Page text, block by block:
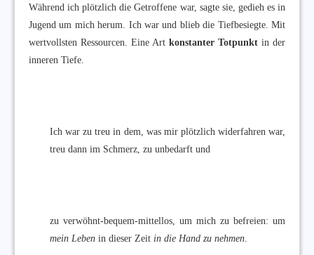
Während ich plötzlich die Getroffene war, sagte sie, gedieh es in
Jugend um mich herum. Ich war und blieb die Tiefbesiegte. Mit
wertvollsten Ressourcen. Eine Art konstanter Totpunkt in der
inneren Tiefe.
Ich war zu treu in dem, was mir plötzlich widerfahren war,
treu dann im Schmerz, zu unbedarft und
zu verwöhnt-bequem-mittellos, um mich zu befreien: um
mein Leben in dieser Zeit in die Hand zu nehmen